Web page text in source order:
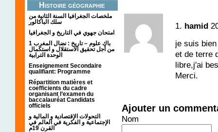
Histoire géographie
ملخصات الجغرافيا السنة الثانية من
سلك الباكالور
امتحان جهوي في التاريخ و الجغرافيا
1 باك علوم – تاريخ : نضال المغرب
من أجل تحقيق الاستقلال و استكمال
الوحدة الترابية
Enseignement Secondaire
qualifiant: Programme
Répartition matières et
coefficients du cadre
organisant l’examen du
baccalauréat Candidats
officiels
التحولات الإقتصادية و المالية و
الإجتماعية و الفكرية في العالم في
القرن 19م
1. hamid
je suis
et de terre
libre,j'ai
Merci.
Ajouter un
Nom